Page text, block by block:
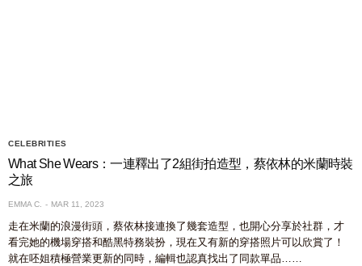
CELEBRITIES
What She Wears：一連釋出了2組街拍造型，蔡依林的米蘭時裝
之旅
EMMA C. MAR 11, 2023
走在米蘭的浪漫街頭，蔡依林接連換了幾套造型，也開心分享於社群，才
看完她的機場穿搭和酷黑特務裝扮，現在又有新的穿搭照片可以欣賞了！
就在呸姐積極營業更新的同時，編輯也認真找出了同款單品……